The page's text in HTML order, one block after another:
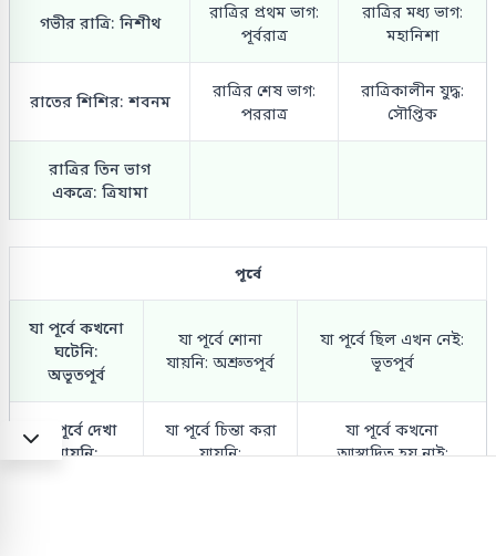
গভীর রাত্রি: নিশীথ
রাত্রির প্রথম ভাগ:
পূর্বরাত্র
রাত্রির মধ্য ভাগ:
মহানিশা
রাতের শিশির: শবনম
রাত্রির শেষ ভাগ:
পররাত্র
রাত্রিকালীন যুদ্ধ:
সৌপ্তিক
রাত্রির তিন ভাগ
একত্রে: ত্রিযামা
পূর্বে
যা পূর্বে কখনো
ঘটেনি:
অভূতপূর্ব
যা পূর্বে শোনা
যায়নি: অশ্রুতপূর্ব
যা পূর্বে ছিল এখন নেই:
ভূতপূর্ব
যা পূর্বে দেখা
যায়নি:
যা পূর্বে চিন্তা করা
যায়নি:
যা পূর্বে কখনো
আস্বাদিত হয় নাই: